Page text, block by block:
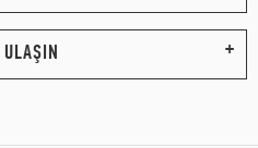
ULAŞIN